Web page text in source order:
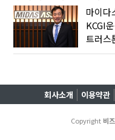
마이다
회사소개 이용약관
Copyright 비